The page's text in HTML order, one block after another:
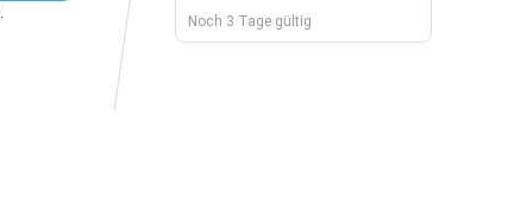
Noch 3 Tage gültig